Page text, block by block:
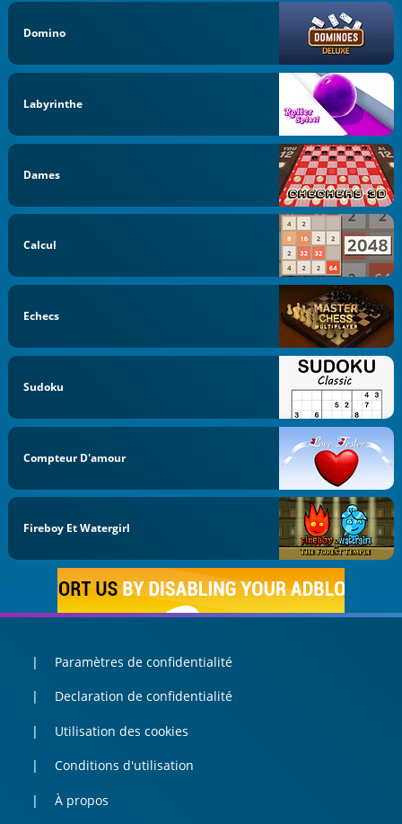
Domino
Labyrinthe
Dames
Calcul
Echecs
Sudoku
Compteur D'amour
Fireboy Et Watergirl
Paramètres de confidentialité
Declaration de confidentialité
Utilisation des cookies
Conditions d'utilisation
À propos